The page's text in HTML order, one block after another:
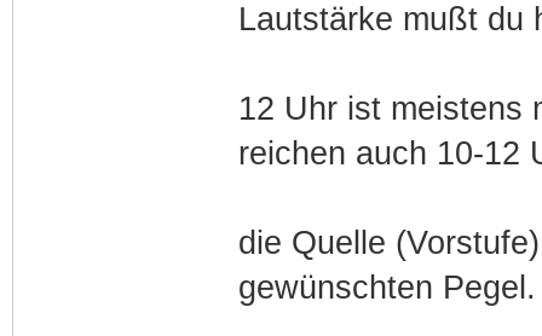
Lautstärke mußt du
12 Uhr ist meistens
reichen auch 10-12
die Quelle
gewünschten Pegel.